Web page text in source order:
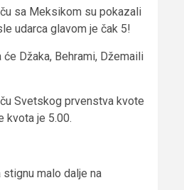
sa Meksikom su pokazali
udarca glavom je čak 5!
Džaka, Behrami, Džemaili
Svetskog prvenstva kvote
kvota je 5.00.
malo dalje na